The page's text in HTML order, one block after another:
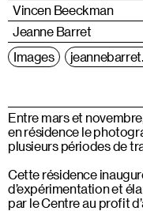
Vincen Beeckman
Jeanne Barret
Images
Entre mars et
en résidence le
plusieurs périodes de
Cette résidence
d’expérimentation et
par le Centre au profit